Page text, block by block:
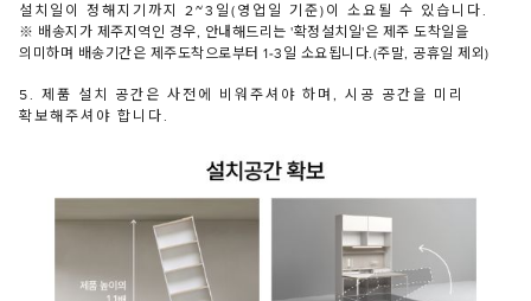
설치일이 정해지기까지 2~3일(영업일 기준)이 소요될 수 있습니다.
※ 배송지가 제주지역인 경우, 안내해드리는 '확정설치일'은 제주 도착일을
의미하며 배송기간은 제주도착으로부터 1-3일 소요됩니다.(주말, 공휴일 제외)
5. 제품 설치 공간은 사전에 비워주셔야 하며, 시공 공간을 미리
확보해주셔야 합니다.